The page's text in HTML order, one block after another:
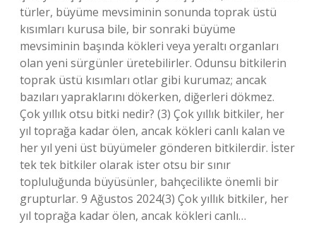
türler, büyüme mevsiminin sonunda toprak üstü
kısımları kurusa bile, bir sonraki büyüme
mevsiminin başında kökleri veya yeraltı organları
olan yeni sürgünler üretebilirler. Odunsu bitkilerin
toprak üstü kısımları otlar gibi kurumaz; ancak
bazıları yapraklarını dökerken, diğerleri dökmez.
Çok yıllık otsu bitki nedir? (3) Çok yıllık bitkiler, her
yıl toprağa kadar ölen, ancak kökleri canlı kalan ve
her yıl yeni üst büyümeler gönderen bitkilerdir. İster
tek tek bitkiler olarak ister otsu bir sınır
topluluğunda büyüsünler, bahçecilikte önemli bir
grupturlar. 9 Ağustos 2024(3) Çok yıllık bitkiler, her
yıl toprağa kadar ölen, ancak kökleri canlı…